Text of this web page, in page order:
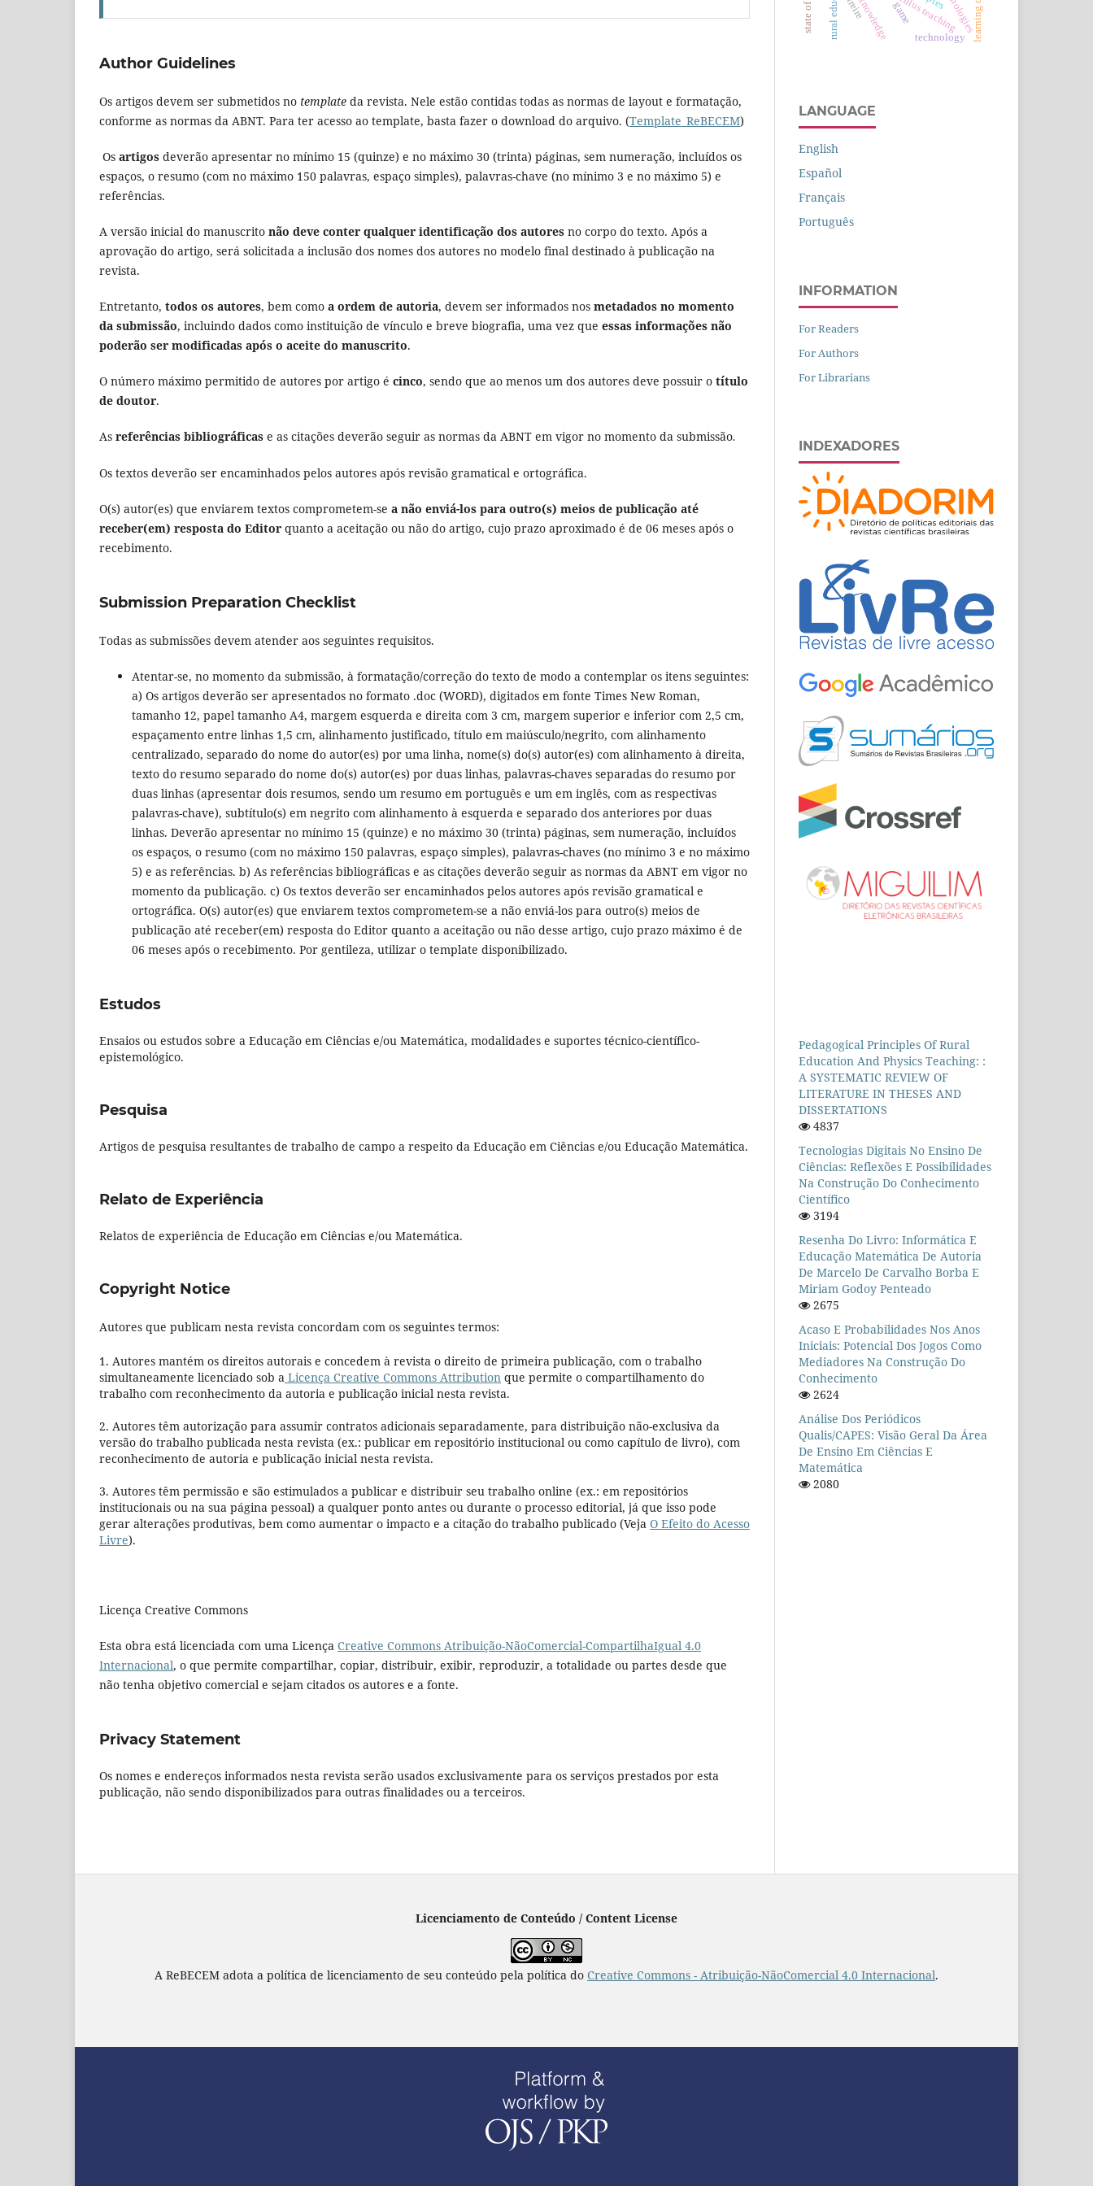
Author Guidelines
Os artigos devem ser submetidos no template da revista. Nele estão contidas todas as normas de layout e formatação,
conforme as normas da ABNT. Para ter acesso ao template, basta fazer o download do arquivo. (Template_ReBECEM)
Os artigos deverão apresentar no mínimo 15 (quinze) e no máximo 30 (trinta) páginas, sem numeração, incluídos os
espaços, o resumo (com no máximo 150 palavras, espaço simples), palavras-chave (no mínimo 3 e no máximo 5) e
referências.
A versão inicial do manuscrito não deve conter qualquer identificação dos autores no corpo do texto. Após a
aprovação do artigo, será solicitada a inclusão dos nomes dos autores no modelo final destinado à publicação na
revista.
Entretanto, todos os autores, bem como a ordem de autoria, devem ser informados nos metadados no momento
da submissão, incluindo dados como instituição de vínculo e breve biografia, uma vez que essas informações não
poderão ser modificadas após o aceite do manuscrito.
O número máximo permitido de autores por artigo é cinco, sendo que ao menos um dos autores deve possuir o título
de doutor.
As referências bibliográficas e as citações deverão seguir as normas da ABNT em vigor no momento da submissão.
Os textos deverão ser encaminhados pelos autores após revisão gramatical e ortográfica.
O(s) autor(es) que enviarem textos comprometem-se a não enviá-los para outro(s) meios de publicação até
receber(em) resposta do Editor quanto a aceitação ou não do artigo, cujo prazo aproximado é de 06 meses após o
recebimento.
Submission Preparation Checklist
Todas as submissões devem atender aos seguintes requisitos.
Atentar-se, no momento da submissão, à formatação/correção do texto de modo a contemplar os itens seguintes:
a) Os artigos deverão ser apresentados no formato .doc (WORD), digitados em fonte Times New Roman,
tamanho 12, papel tamanho A4, margem esquerda e direita com 3 cm, margem superior e inferior com 2,5 cm,
espaçamento entre linhas 1,5 cm, alinhamento justificado, título em maiúsculo/negrito, com alinhamento
centralizado, separado do nome do autor(es) por uma linha, nome(s) do(s) autor(es) com alinhamento à direita,
texto do resumo separado do nome do(s) autor(es) por duas linhas, palavras-chaves separadas do resumo por
duas linhas (apresentar dois resumos, sendo um resumo em português e um em inglês, com as respectivas
palavras-chave), subtítulo(s) em negrito com alinhamento à esquerda e separado dos anteriores por duas
linhas. Deverão apresentar no mínimo 15 (quinze) e no máximo 30 (trinta) páginas, sem numeração, incluídos
os espaços, o resumo (com no máximo 150 palavras, espaço simples), palavras-chaves (no mínimo 3 e no máximo
5) e as referências. b) As referências bibliográficas e as citações deverão seguir as normas da ABNT em vigor no
momento da publicação. c) Os textos deverão ser encaminhados pelos autores após revisão gramatical e
ortográfica. O(s) autor(es) que enviarem textos comprometem-se a não enviá-los para outro(s) meios de
publicação até receber(em) resposta do Editor quanto a aceitação ou não desse artigo, cujo prazo máximo é de
06 meses após o recebimento. Por gentileza, utilizar o template disponibilizado.
Estudos
Ensaios ou estudos sobre a Educação em Ciências e/ou Matemática, modalidades e suportes técnico-científico-
epistemológico.
Pesquisa
Artigos de pesquisa resultantes de trabalho de campo a respeito da Educação em Ciências e/ou Educação Matemática.
Relato de Experiência
Relatos de experiência de Educação em Ciências e/ou Matemática.
Copyright Notice
Autores que publicam nesta revista concordam com os seguintes termos:
1. Autores mantém os direitos autorais e concedem à revista o direito de primeira publicação, com o trabalho
simultaneamente licenciado sob a Licença Creative Commons Attribution que permite o compartilhamento do
trabalho com reconhecimento da autoria e publicação inicial nesta revista.
2. Autores têm autorização para assumir contratos adicionais separadamente, para distribuição não-exclusiva da
versão do trabalho publicada nesta revista (ex.: publicar em repositório institucional ou como capítulo de livro), com
reconhecimento de autoria e publicação inicial nesta revista.
3. Autores têm permissão e são estimulados a publicar e distribuir seu trabalho online (ex.: em repositórios
institucionais ou na sua página pessoal) a qualquer ponto antes ou durante o processo editorial, já que isso pode
gerar alterações produtivas, bem como aumentar o impacto e a citação do trabalho publicado (Veja O Efeito do Acesso
Livre).
Licença Creative Commons
Esta obra está licenciada com uma Licença Creative Commons Atribuição-NãoComercial-CompartilhaIgual 4.0
Internacional, o que permite compartilhar, copiar, distribuir, exibir, reproduzir, a totalidade ou partes desde que
não tenha objetivo comercial e sejam citados os autores e a fonte.
Privacy Statement
Os nomes e endereços informados nesta revista serão usados exclusivamente para os serviços prestados por esta
publicação, não sendo disponibilizados para outras finalidades ou a terceiros.
calculus teaching
game
technology
freire
LANGUAGE
English
Español
Français
Português
INFORMATION
For Readers
For Authors
For Librarians
INDEXADORES
Pedagogical Principles Of Rural
Education And Physics Teaching: :
A SYSTEMATIC REVIEW OF
LITERATURE IN THESES AND
DISSERTATIONS
4837
Tecnologias Digitais No Ensino De
Ciências: Reflexões E Possibilidades
Na Construção Do Conhecimento
Científico
3194
Resenha Do Livro: Informática E
Educação Matemática De Autoria
De Marcelo De Carvalho Borba E
Miriam Godoy Penteado
2675
Acaso E Probabilidades Nos Anos
Iniciais: Potencial Dos Jogos Como
Mediadores Na Construção Do
Conhecimento
2624
Análise Dos Periódicos
Qualis/CAPES: Visão Geral Da Área
De Ensino Em Ciências E
Matemática
2080
Licenciamento de Conteúdo / Content License
A ReBECEM adota a política de licenciamento de seu conteúdo pela política do Creative Commons - Atribuição-NãoComercial 4.0 Internacional.